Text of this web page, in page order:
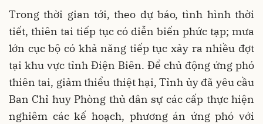
Trong thời gian tới, theo dự báo, tình hình thời
tiết, thiên tai tiếp tục có diễn biến phức tạp; mưa
lớn cục bộ có khả năng tiếp tục xảy ra nhiều đợt
tại khu vực tỉnh Điện Biên. Để chủ động ứng phó
thiên tai, giảm thiểu thiệt hại, Tỉnh ủy đã yêu cầu
Ban Chỉ huy Phòng thủ dân sự các cấp thực hiện
nghiêm các kế hoạch, phương án ứng phó với